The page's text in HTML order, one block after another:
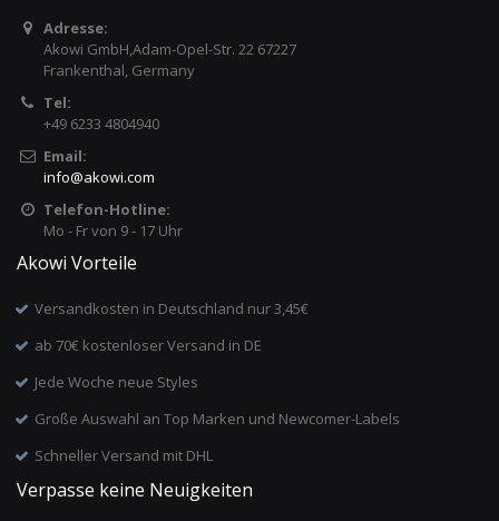
Adresse:
Akowi GmbH,Adam-Opel-Str. 22 67227
Frankenthal, Germany
Tel:
+49 6233 4804940
Email:
info@akowi.com
Telefon-Hotline:
Mo - Fr von 9 - 17 Uhr
Akowi Vorteile
Versandkosten in Deutschland nur 3,45€
ab 70€ kostenloser Versand in DE
Jede Woche neue Styles
Große Auswahl an Top Marken und Newcomer-Labels
Schneller Versand mit DHL
Verpasse keine Neuigkeiten